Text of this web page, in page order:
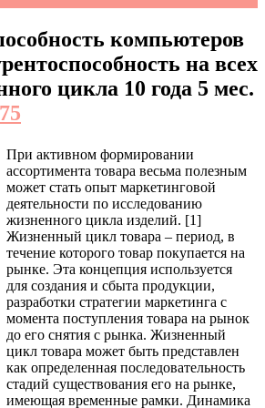
компьютеров
на всех
цикла 10 года 5 мес.
При активном формировании
ассортимента товара весьма полезным
может стать опыт маркетинговой
деятельности по исследованию
жизненного цикла изделий. [1]
Жизненный цикл товара – период, в
течение которого товар покупается на
рынке. Эта концепция используется
для создания и сбыта продукции,
разработки стратегии маркетинга с
момента поступления товара на рынок
до его снятия с рынка. Жизненный
цикл товара может быть представлен
как определенная последовательность
стадий существования его на рынке,
имеющая временные рамки. Динамика